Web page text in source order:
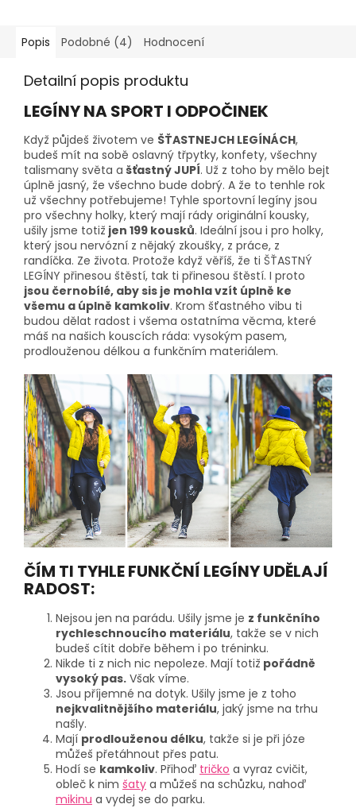
Popis
Podobné (4) Hodnocení
Detailní popis produktu
LEGÍNY NA SPORT I ODPOČINEK
Když půjdeš životem ve ŠŤASTNEJCH LEGÍNÁCH,
budeš mít na sobě oslavný třpytky, konfety, všechny
talismany světa a šťastný JUPÍ. Už z toho by mělo bejt
úplně jasný, že všechno bude dobrý. A že to tenhle rok
už všechny potřebujeme! Tyhle sportovní legíny jsou
pro všechny holky, který mají rády originální kousky,
ušily jsme totiž jen 199 kousků. Ideální jsou i pro holky,
který jsou nervózní z nějaký zkoušky, z práce, z
randíčka. Ze života. Protože když věříš, že ti ŠŤASTNÝ
LEGÍNY přinesou štěstí, tak ti přinesou štěstí. I proto
jsou černobílé, aby sis je mohla vzít úplně ke
všemu a úplně kamkoliv. Krom šťastného vibu ti
budou dělat radost i všema ostatníma věcma, které
máš na našich kouscích ráda: vysokým pasem,
prodlouženou délkou a funkčním materiálem.
ČÍM TI TYHLE FUNKČNÍ LEGÍNY UDĚLAJÍ
RADOST:
Nejsou jen na parádu. Ušily jsme je z funkčního
rychleschnoucího materiálu, takže se v nich
budeš cítit dobře během i po tréninku.
Nikde ti z nich nic nepoleze. Mají totiž pořádně
vysoký pas. Však víme.
Jsou příjemné na dotyk. Ušily jsme je z toho
nejkvalitnějšího materiálu, jaký jsme na trhu
našly.
Mají prodlouženou délku, takže si je při józe
můžeš přetáhnout přes patu.
Hodí se kamkoliv. Přihoď tričko a vyraz cvičit,
obleč k nim šaty a můžeš na schůzku, nahoď
mikinu a vydej se do parku.